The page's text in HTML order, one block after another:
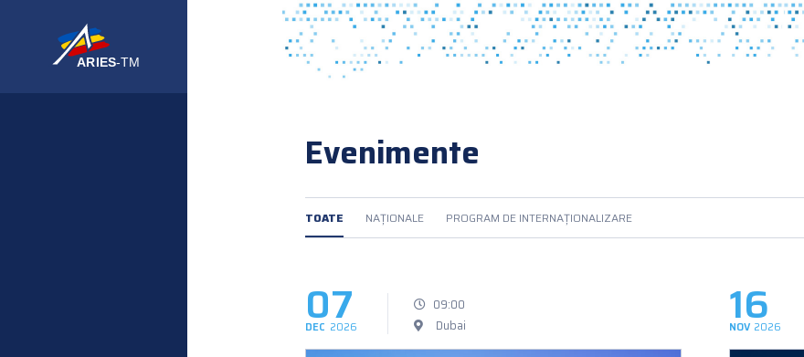
Evenimente
TOATE NAȚIONALE PROGRAM DE INTERNAȚIONALIZARE
07
DEC 2026
09:00
Dubai
16
NOV 2026